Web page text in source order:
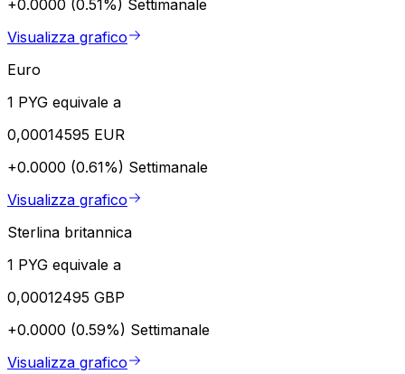
+0.0000 (0.51%) Settimanale
Visualizza grafico
Euro
1 PYG equivale a
0,00014595 EUR
+0.0000 (0.61%) Settimanale
Visualizza grafico
Sterlina britannica
1 PYG equivale a
0,00012495 GBP
+0.0000 (0.59%) Settimanale
Visualizza grafico